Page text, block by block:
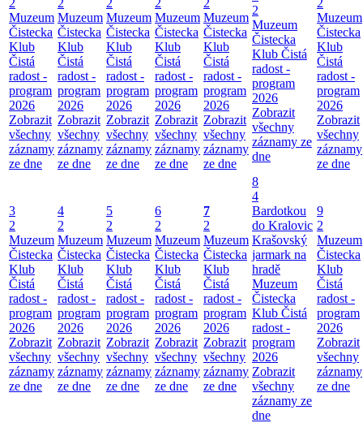
2
Muzeum
Čistecka
Klub
Čistá
radost -
program
2026
Zobrazit
všechny
záznamy
ze dne
2
Muzeum
Čistecka
Klub
Čistá
radost -
program
2026
Zobrazit
všechny
záznamy
ze dne
2
Muzeum
Čistecka
Klub
Čistá
radost -
program
2026
Zobrazit
všechny
záznamy
ze dne
2
Muzeum
Čistecka
Klub
Čistá
radost -
program
2026
Zobrazit
všechny
záznamy
ze dne
2
Muzeum
Čistecka
Klub
Čistá
radost -
program
2026
Zobrazit
všechny
záznamy
ze dne
2
Muzeum
Čistecka
Klub Čistá
radost -
program
2026
Zobrazit
všechny
záznamy ze
dne
2
Muzeum
Čistecka
Klub
Čistá
radost -
program
2026
Zobrazit
všechny
záznamy
ze dne
3
2
Muzeum
Čistecka
Klub
Čistá
radost -
program
2026
Zobrazit
všechny
záznamy
ze dne
4
2
Muzeum
Čistecka
Klub
Čistá
radost -
program
2026
Zobrazit
všechny
záznamy
ze dne
5
2
Muzeum
Čistecka
Klub
Čistá
radost -
program
2026
Zobrazit
všechny
záznamy
ze dne
6
2
Muzeum
Čistecka
Klub
Čistá
radost -
program
2026
Zobrazit
všechny
záznamy
ze dne
7
2
Muzeum
Čistecka
Klub
Čistá
radost -
program
2026
Zobrazit
všechny
záznamy
ze dne
8
4
Bardotkou
do Kralovic
Krašovský
jarmark na
hradě
Muzeum
Čistecka
Klub Čistá
radost -
program
2026
Zobrazit
všechny
záznamy ze
dne
9
2
Muzeum
Čistecka
Klub
Čistá
radost -
program
2026
Zobrazit
všechny
záznamy
ze dne